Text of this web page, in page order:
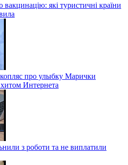
які туристичні країни
про улыбку Марички
Интернета
з роботи та не виплатили